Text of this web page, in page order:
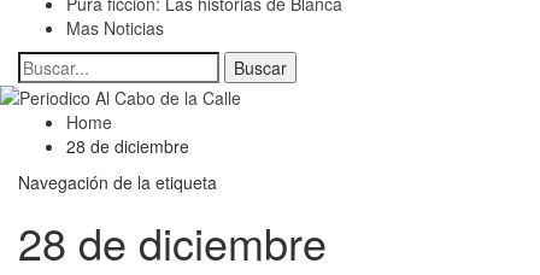
Mas Noticias
Home
28 de diciembre
Navegación de la etiqueta
28 de diciembre